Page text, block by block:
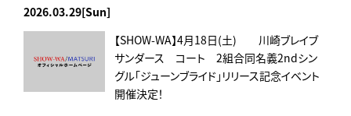
2026.03.29[Sun]
【SHOW-WA】4月18日(土) 川崎ブレイブ
サンダース コート 2組合同名義2ndシン
グル「ジューンブライド」リリース記念イベント
開催決定！